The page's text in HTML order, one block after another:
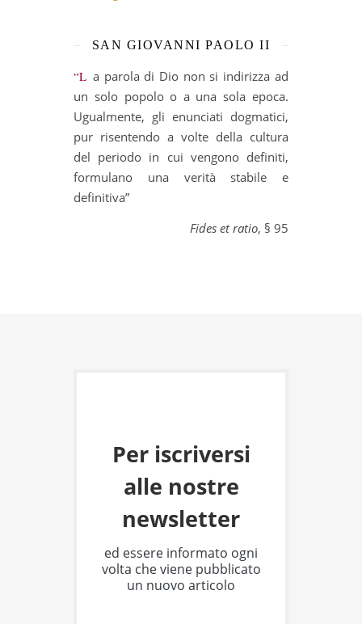
SAN GIOVANNI PAOLO II
“La parola di Dio non si indirizza ad
un solo popolo o a una sola epoca.
Ugualmente, gli enunciati dogmatici,
pur risentendo a volte della cultura
del periodo in cui vengono definiti,
formulano una verità stabile e
definitiva”
Fides et ratio, § 95
Per iscriversi
alle nostre
newsletter
ed essere informato ogni
volta che viene pubblicato
un nuovo articolo